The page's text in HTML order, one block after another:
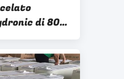
di 800